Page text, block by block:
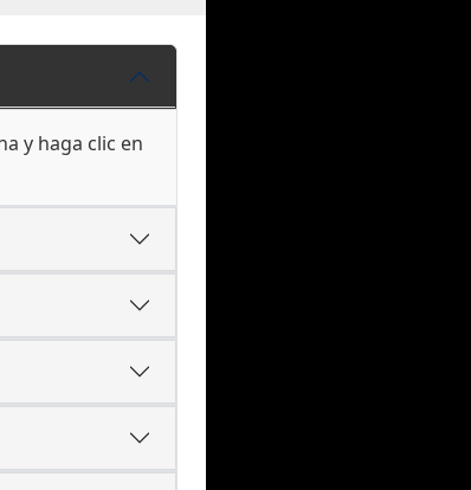
y haga clic en